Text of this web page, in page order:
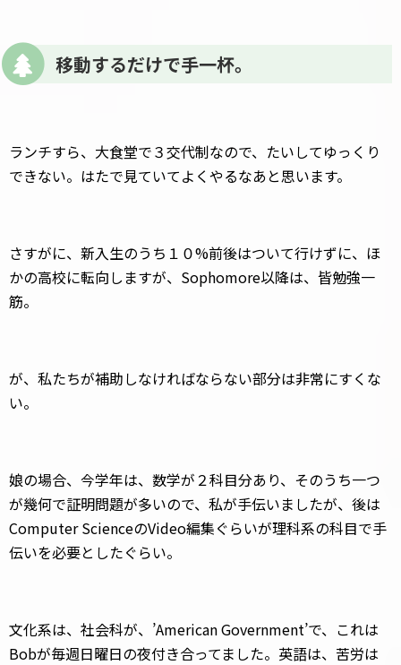
移動するだけで手一杯。
ランチすら、大食堂で３交代制なので、たいしてゆっくり
できない。はたで見ていてよくやるなあと思います。
さすがに、新入生のうち１０%前後はついて行けずに、ほ
かの高校に転向しますが、Sophomore以降は、皆勉強一
筋。
が、私たちが補助しなければならない部分は非常にすくな
い。
娘の場合、今学年は、数学が２科目分あり、そのうち一つ
が幾何で証明問題が多いので、私が手伝いましたが、後は
Computer ScienceのVideo編集ぐらいが理科系の科目で手
伝いを必要としたぐらい。
文化系は、社会科が、’American Government’で、これは
Bobが毎週日曜日の夜付き合ってました。英語は、苦労は